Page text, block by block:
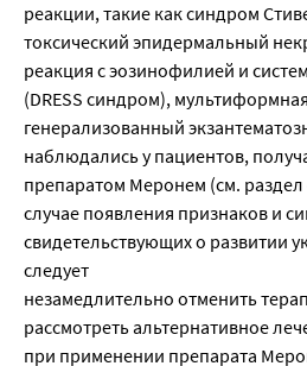
реакции, такие как синдром
токсический эпидермальный
реакция с эозинофилией и
(DRESS синдром),
генерализованный
наблюдались у пациентов,
препаратом Меронем (см.
случае появления признаков и
свидетельствующих о развитии
следует
незамедлительно отменить
рассмотреть альтернативное
при применении препарата